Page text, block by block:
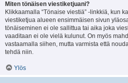
Miten tönäisen viestiketjuani?
Klikkaamalla “Tönaise viestiä” -linkkiä, kun
viestiketjua alueen ensimmäisen sivun
tönäiseminen ei ole sallittua tai aika joka
vaaditaan ei ole vielä kulunut. On myös
vastaamalla siihen, mutta varmista että
tehdä niin.
Ylös